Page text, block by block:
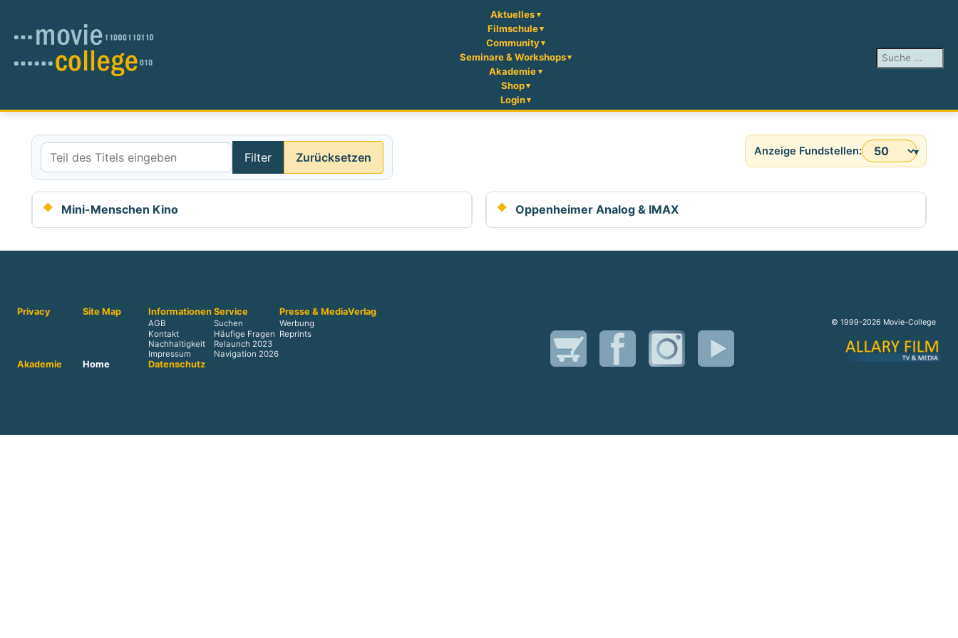
Aktuelles
Filmschule
Community
Seminare & Workshops
Akademie
Shop
Login
Suchen ...
Teil des Titels eingeben
Filter Zurücksetzen Anzeige #
Mini-Menschen Kino Oppenheimer Analog & IMAX
Privacy Site Map Informationen
AGB
Kontakt
Nachhaltigkeit
Impressum
Service
Suchen
Häufige Fragen
Relaunch 2023
Navigation 2026
Presse & Media
Werbung
Reprints
Verlag
Akademie Home Datenschutz
© 1999-2026 Movie-College